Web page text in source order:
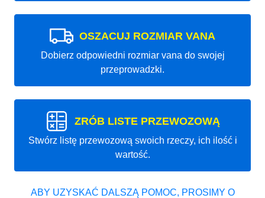
OSZACUJ ROZMIAR VANA
Dobierz odpowiedni rozmiar vana do swojej
przeprowadzki.
ZRÓB LISTE PRZEWOZOWĄ
Stwórz listę przewozową swoich rzeczy, ich ilość i
wartość.
ABY UZYSKAĆ DALSZĄ POMOC, PROSIMY O